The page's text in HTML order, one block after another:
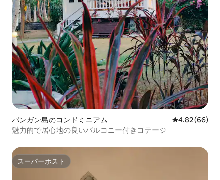
パンガン島のコンドミニアム レビュー66
4.82 (66)
魅力的で居心地の良いバルコニー付きコテージ
スーパーホスト
スーパーホスト